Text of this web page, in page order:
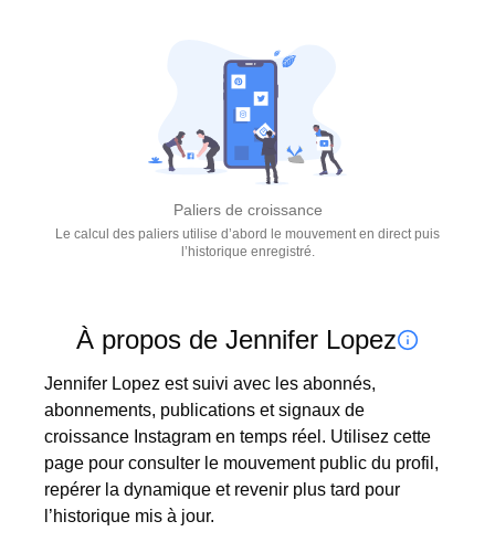
Paliers de croissance
Le calcul des paliers utilise d’abord le mouvement en direct puis
l’historique enregistré.
À propos de Jennifer Lopez
Jennifer Lopez est suivi avec les abonnés,
abonnements, publications et signaux de
croissance Instagram en temps réel. Utilisez cette
page pour consulter le mouvement public du profil,
repérer la dynamique et revenir plus tard pour
l’historique mis à jour.